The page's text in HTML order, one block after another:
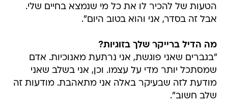
הטעות של להכיר לו את כל מי שנמצא בחיים שלי.
אבל זה בסדר, אני והוא בטוב היום".
מה הדיל ברייקר שלך בזוגיות?
"בגברים שאני פוגשת, אני נרתעת מאנוכיות. אדם
שמסתכל יותר מדי על עצמו. וכן, אני בשלב שאני
מודעת לזה שבעיקר באלה אני מתאהבת. מודעות זה
שלב חשוב".